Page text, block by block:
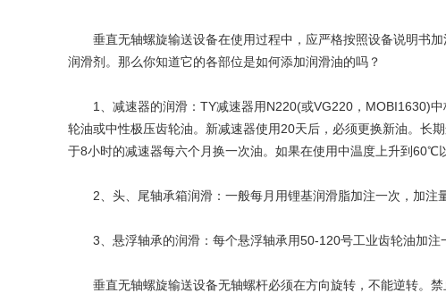
垂直无轴螺旋输送设备在使用过程中，应严格按照设备说明书加
润滑剂。那么你知道它的各部位是如何添加润滑油的吗？
1、减速器的润滑：TY减速器用N220(或VG220，MOBI1630)中
轮油或中性极压齿轮油。新减速器使用20天后，必须更换新油。长
于8小时的减速器每六个月换一次油。如果在使用中温度上升到60℃
2、头、尾轴承箱润滑：一般每月用锂基润滑脂加注一次，加注
3、悬浮轴承的润滑：每个悬浮轴承用50-120号工业齿轮油加注
垂直无轴螺旋输送设备无轴螺杆必须在方向旋转，不能逆转。禁